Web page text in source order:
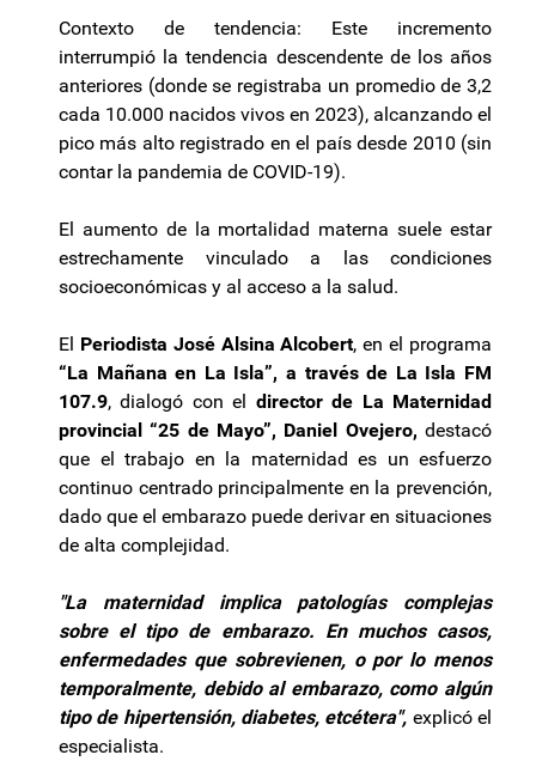
Contexto de tendencia: Este incremento
interrumpió la tendencia descendente de los años
anteriores (donde se registraba un promedio de 3,2
cada 10.000 nacidos vivos en 2023), alcanzando el
pico más alto registrado en el país desde 2010 (sin
contar la pandemia de COVID-19).
El aumento de la mortalidad materna suele estar
estrechamente vinculado a las condiciones
socioeconómicas y al acceso a la salud.
El Periodista José Alsina Alcobert, en el programa
“La Mañana en La Isla”, a través de La Isla FM
107.9, dialogó con el director de La Maternidad
provincial “25 de Mayo”, Daniel Ovejero, destacó
que el trabajo en la maternidad es un esfuerzo
continuo centrado principalmente en la prevención,
dado que el embarazo puede derivar en situaciones
de alta complejidad.
"La maternidad implica patologías complejas
sobre el tipo de embarazo. En muchos casos,
enfermedades que sobrevienen, o por lo menos
temporalmente, debido al embarazo, como algún
tipo de hipertensión, diabetes, etcétera", explicó el
especialista.